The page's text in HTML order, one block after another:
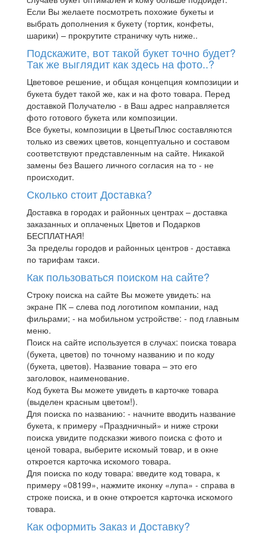
Если Вы желаете посмотреть похожие букеты и
выбрать дополнения к букету (тортик, конфеты,
шарики) – прокрутите страничку чуть ниже..
Подскажите, вот такой букет точно будет?
Так же выглядит как здесь на фото..?
Цветовое решение, и общая концепция композиции и
букета будет такой же, как и на фото товара. Перед
доставкой Получателю - в Ваш адрес направляется
фото готового букета или композиции.
Все букеты, композиции в ЦветыПлюс составляются
только из свежих цветов, концептуально и составом
соответствуют представленным на сайте. Никакой
замены без Вашего личного согласия на то - не
происходит.
Сколько стоит Доставка?
Доставка в городах и районных центрах – доставка
заказанных и оплаченых Цветов и Подарков
БЕСПЛАТНАЯ!
За пределы городов и районных центров - доставка
по тарифам такси.
Как пользоваться поиском на сайте?
Строку поиска на сайте Вы можете увидеть: на
экране ПК – слева под логотипом компании, над
фильрами; - на мобильном устройстве: - под главным
меню.
Поиск на сайте используется в случах: поиска товара
(букета, цветов) по точному названию и по коду
(букета, цветов). Название товара – это его
заголовок, наименование.
Код букета Вы можете увидеть в карточке товара
(выделен красным цветом!).
Для поиска по названию: - начните вводить название
букета, к примеру «Праздничный» и ниже строки
поиска увидите подсказки живого поиска с фото и
ценой товара, выберите искомый товар, и в окне
откроется карточка искомого товара.
Для поиска по коду товара: введите код товара, к
примеру «08199», нажмите иконку «лупа» - справа в
строке поиска, и в окне откроется карточка искомого
товара.
Как оформить Заказ и Доставку?